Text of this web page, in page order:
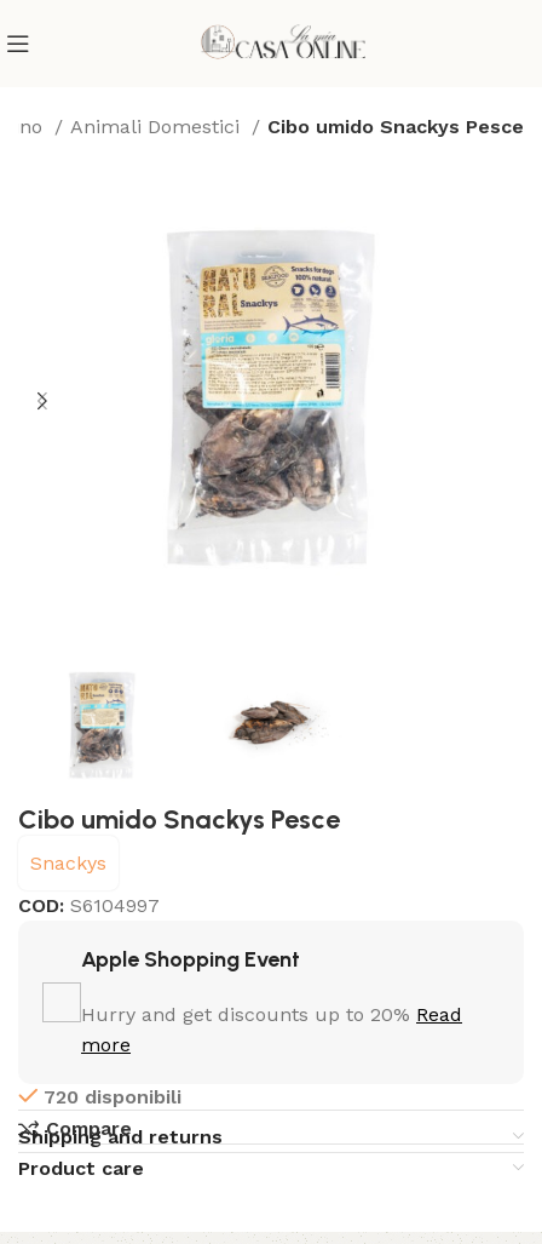
Animali Domestici Cibo umido Snackys Pesce
Cibo umido Snackys Pesce
Snackys
COD:S6104997
Apple Shopping Event
Hurry and get discounts up to 20% Read
more
720 disponibili
Compare
Shipping and returns
Product care